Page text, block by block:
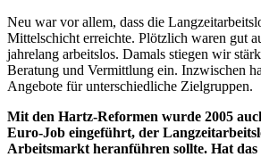
Neu war vor allem, dass die
Mittelschicht erreichte. Plötzlich waren gut
jahrelang arbeitslos. Damals stiegen wir
Beratung und Vermittlung ein. Inzwischen
Angebote für unterschiedliche Zielgruppen.
Mit den Hartz-Reformen wurde 2005
Euro-Job eingeführt, der
Arbeitsmarkt heranführen sollte. Hat das